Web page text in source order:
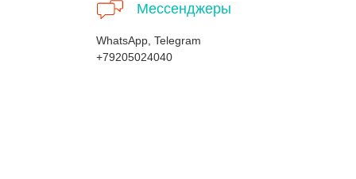
Мессенджеры
WhatsApp, Telegram
+79205024040